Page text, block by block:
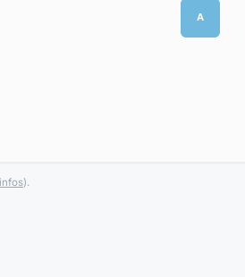
A
).